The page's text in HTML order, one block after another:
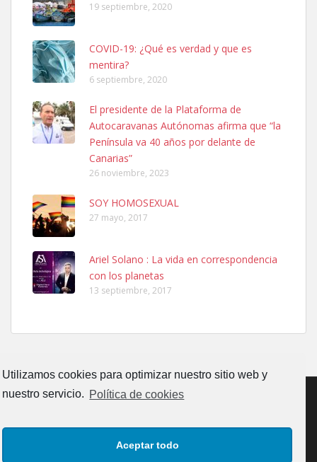
Utilizamos cookies para optimizar nuestro sitio web y
nuestro servicio. Política de cookies
Aceptar todo
Ninfa perdida
El día 5 se los perdió una ninfa papillera, asustada tiene miedo a la
calle, se perdió por la zon...
Leales.org » Gran Canaria
6.7.2025
Adopcion
Busco casa de acogida para mi perrita ya que por temas de trabajo
no la puedo tener. Solo gente r...
Gata joven encontrada
Gata joven encontrada en zona calle San Bernardo de Las Palmas
19 septiembre, 2020
COVID-19: ¿Qué es verdad y que es
mentira?
6 septiembre, 2020
El presidente de la Plataforma de
Autocaravanas Autónomas afirma que “la
Península va 40 años por delante de
Canarias”
26 noviembre, 2023
SOY HOMOSEXUAL
27 mayo, 2017
Ariel Solano : La vida en correspondencia
con los planetas
13 septiembre, 2017